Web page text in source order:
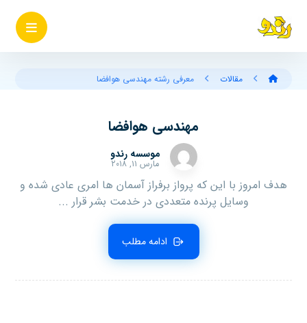
مقالات معرفی رشته مهندسی هوافضا
مهندسی هوافضا
موسسه رندو
مارس ۱۱, ۲۰۱۸
هدف امروز با این که پرواز برفراز آسمان ها امری عادی شده و
وسایل پرنده متعددی در خدمت بشر قرار ...
ادامه مطلب